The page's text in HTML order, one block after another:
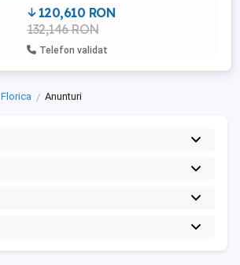
Autostrada Soarelui. Terenul ...
120,610 RON
132,146 RON
Telefon validat
Florica Anunturi